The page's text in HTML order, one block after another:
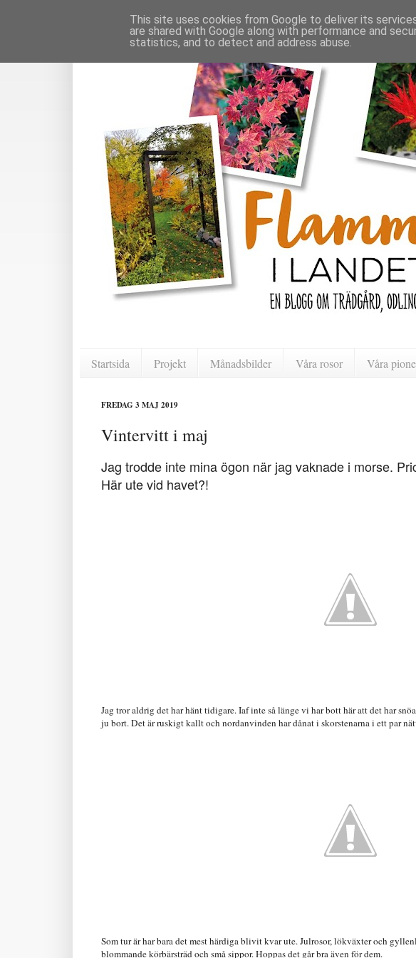
Startsida Projekt Månadsbilder Våra rosor Våra
FREDAG 3 MAJ 2019
Vintervitt i maj
Jag trodde inte mina ögon när jag vaknade i morse.
Här ute vid havet?!
Jag tror aldrig det har hänt tidigare. Iaf inte så länge vi har bott här att det har
ju bort. Det är ruskigt kallt och nordanvinden har dånat i skorstenarna i ett par
Som tur är har bara det mest härdiga blivit kvar ute. Julrosor, lökväxter och
blommande körbärsträd och små sippor. Hoppas det går bra även för dem.
This site uses cookies from Google to deliver its
are shared with Google along with performance and
statistics, and to detect and address abuse.